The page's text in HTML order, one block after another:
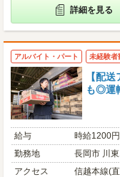
詳細を見る
アルバイト・パート 未経験者
【配
も◎運
給与
時給1200
勤務地
長岡市 川
アクセス
信越本線(